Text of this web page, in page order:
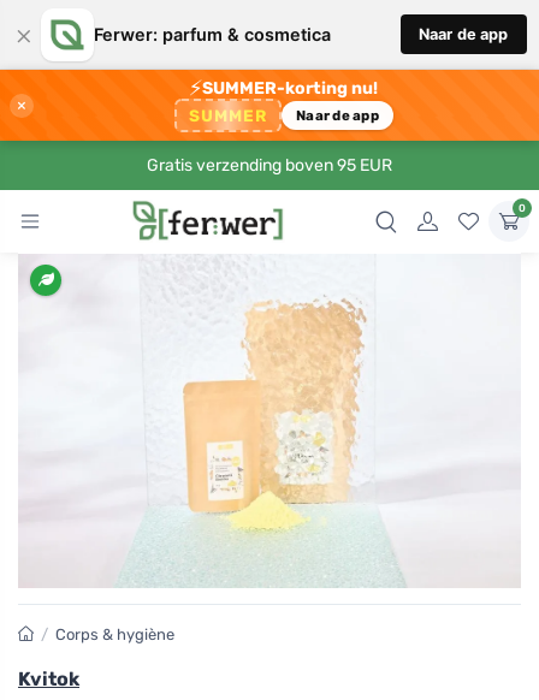
× Ferwer: parfum & cosmetica Naar de app
×
⚡SUMMER-korting nu!
SUMMER Naar de app
Gratis verzending boven 95 EUR
0
/ Corps & hygiène
Kvitok